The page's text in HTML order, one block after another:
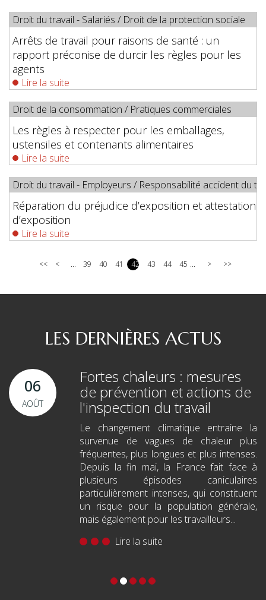
Arrêts de travail pour raisons de santé : un
rapport préconise de durcir les règles pour les
agents
Droit du travail - Salariés / Droit de la protection sociale
Lire la suite
Les règles à respecter pour les emballages,
ustensiles et contenants alimentaires
Droit de la consommation / Pratiques commerciales
Lire la suite
Réparation du préjudice d’exposition et attestation
d’exposition
Droit du travail - Employeurs / Responsabilité accident du
Lire la suite
<< < ... 39 40 41 42 43 44 45 ... > >>
LES DERNIÈRES ACTUS
Fortes chaleurs : mesures
de prévention et actions de
l'inspection du travail
06
AOÛT
Le changement climatique entraine la
survenue de vagues de chaleur plus
fréquentes, plus longues et plus intenses.
Depuis la fin mai, la France fait face à
plusieurs épisodes caniculaires
particulièrement intenses, qui constituent
un risque pour la population générale,
mais également pour les travailleurs...
Lire la suite